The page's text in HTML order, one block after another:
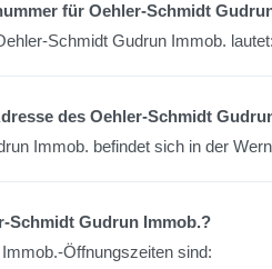
für Oehler-Schmidt
Schmidt Gudrun Immob.
des Oehler-Schmidt
Immob. befindet sich in der
Schmidt Gudrun Immob.?
Öffnungszeiten sind: